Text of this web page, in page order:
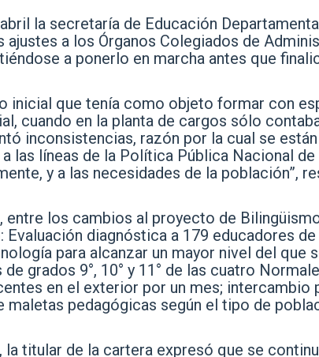
la secretaría de Educación
a los Órganos Colegiados de
a ponerlo en marcha antes que
inicial que tenía como objeto formar con
cuando en la planta de cargos sólo
inconsistencias, razón por la cual se
las líneas de la Política Pública Nacional
y a las necesidades de la población”,
entre los cambios al proyecto de
Evaluación diagnóstica a 179 educadores
para alcanzar un mayor nivel del que
grados 9°, 10° y 11° de las cuatro
en el exterior por un mes; intercambio
maletas pedagógicas según el tipo de
la titular de la cartera expresó que se